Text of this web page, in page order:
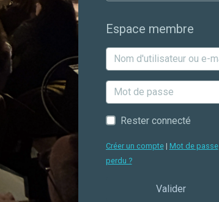
Espace membre
Rester connecté
Créer un compte| Mot de passe
perdu ?
Valider